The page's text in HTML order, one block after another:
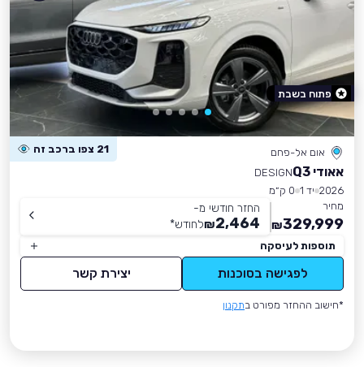
אום אל-פחם 21 צפו ברכב זה
אאודי Q3
DESIGN
2026 יד 1
0 ק״מ
מחיר
329,999
₪
החזר חודשי מ-
2,464
₪לחודש*
תוספות לעיסקה
לפגישה בסוכנות יצירת קשר
*חישוב ההחזר מפורט בתקנון
פתוח בשבת